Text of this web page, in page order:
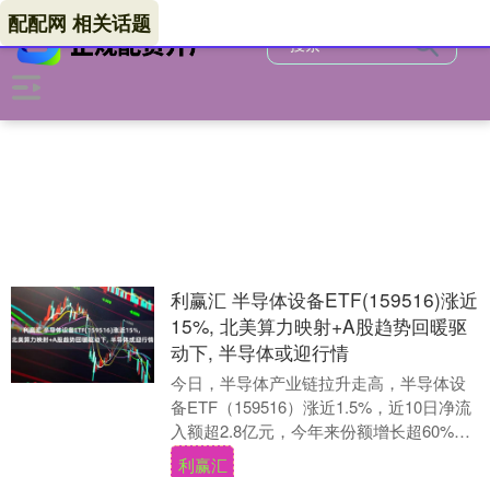
配配网 相关话题
利赢汇 半导体设备ETF(159516)涨近
15%, 北美算力映射+A股趋势回暖驱
动下, 半导体或迎行情
今日，半导体产业链拉升走高，半导体设
备ETF（159516）涨近1.5%，近10日净流
入额超2.8亿元，今年来份额增长超60%，
当前规模近30亿元，位于同类半导....
利赢汇